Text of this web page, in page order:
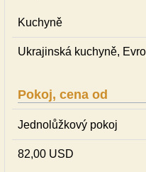
Kuchyně
Ukrajinská kuchyně,
Pokoj, cena od
Jednolůžkový pokoj
82,00 USD